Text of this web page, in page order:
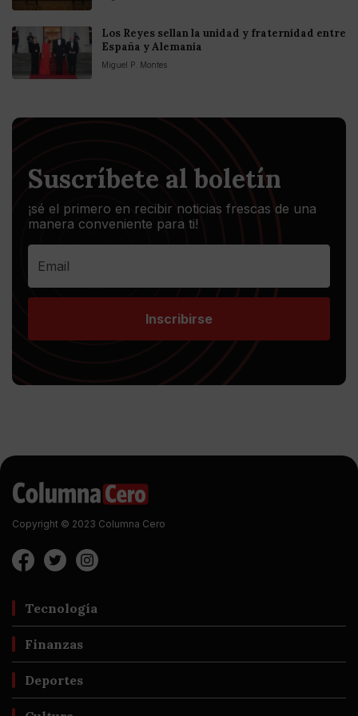
Los Reyes sellan la unidad y fraternidad entre
España y Alemania
Miguel P. Montes
Suscríbete al boletín
¡sé el primero en recibir noticias frescas de una
manera conveniente para ti!
Inscribirse
Copyright © 2023 Columna Cero
Tecnología
Finanzas
Deportes